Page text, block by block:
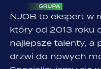
NJOB to ekspert w
który od 2013 roku
najlepsze talenty, a
drzwi do nowych